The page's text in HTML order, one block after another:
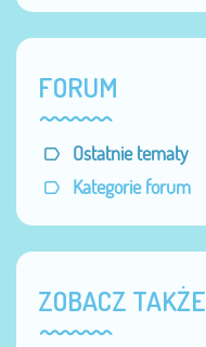
FORUM
Ostatnie tematy
Kategorie forum
ZOBACZ TAKŻE